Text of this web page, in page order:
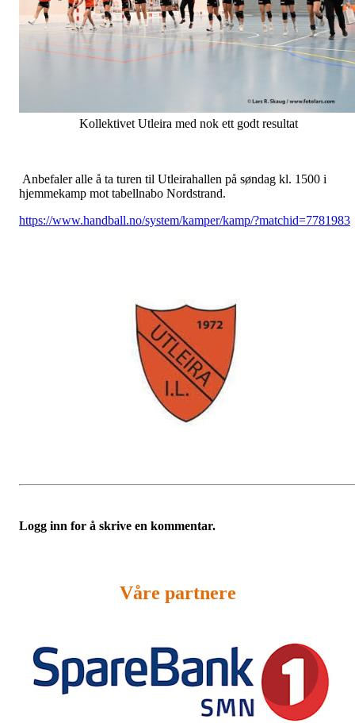
Kollektivet Utleira med nok ett godt resultat
Anbefaler alle å ta turen til Utleirahallen på søndag kl. 1500 i
hjemmekamp mot tabellnabo Nordstrand.
https://www.handball.no/system/kamper/kamp/?matchid=7781983
Logg inn for å skrive en kommentar.
Våre partnere